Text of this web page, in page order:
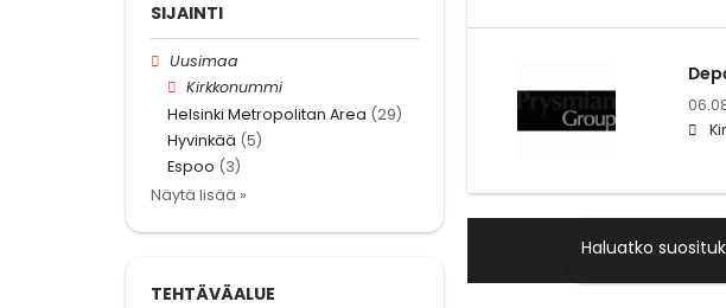
Haluatko
SIJAINTI
Uusimaa
Kirkkonummi
Helsinki Metropolitan Area (29)
Hyvinkää (5)
Espoo (3)
Näytä lisää »
TEHTÄVÄALUE